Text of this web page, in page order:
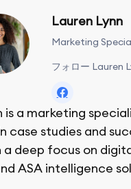
Lauren Lynn
Marketing
フォロー Lauren
is a marketing
case studies and
a deep focus on
ASA intelligence